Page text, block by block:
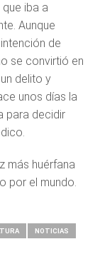
iba a
Aunque
de
se convirtió en
delito y
unos días la
para decidir
más huérfana
por el mundo.
NOTICIAS